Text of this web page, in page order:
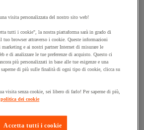
per sgrassaggio
studi medici
soccorso
sedia per studi medici
di medicina generale
studi medici
visita personalizzata del nostro sito web!
tutti i cookie", la nostra piattaforma sarà in grado di
tuo browser attraverso i cookie. Queste informazioni
marketing e ai nostri partner Internet di misurare le
e di analizzare le tue preferenze di acquisto. Questo ci
più personalizzati in base alle tue esigenze e una
saperne di più sulle finalità di ogni tipo di cookie, clicca su
visita senza cookie, sei libero di farlo! Per saperne di più,
politica dei cookie
Accetta tutti i cookie